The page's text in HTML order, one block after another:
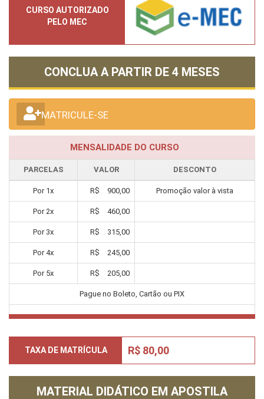
CURSO AUTORIZADO
PELO MEC
CONCLUA A PARTIR DE 4 MESES
MATRICULE-SE
MENSALIDADE DO CURSO
PARCELAS VALOR DESCONTO
Por 1x R$ 900,00 Promoção valor à vista
Por 2x R$ 460,00
Por 3x R$ 315,00
Por4x R$ 245,00
Por 5x R$ 205,00
Pague no Boleto, Cartão ou PIX
TAXA DE MATRÍCULA R$ 80,00
MATERIAL DIDÁTICO EM APOSTILA